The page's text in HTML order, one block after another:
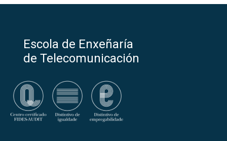
Escola de Enxeñaría
de Telecomunicación